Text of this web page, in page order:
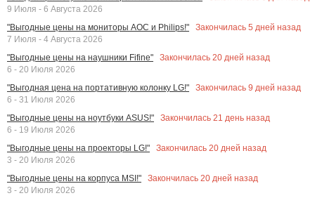
9 Июля - 6 Августа 2026
"Выгодные цены на мониторы AOC и Philips!"
Закончилась 5 дней назад
7 Июля - 4 Августа 2026
"Выгодные цены на наушники Fifine"
Закончилась 20 дней назад
6 - 20 Июля 2026
"Выгодная цена на портативную колонку LG!"
Закончилась 9 дней назад
6 - 31 Июля 2026
"Выгодные цены на ноутбуки ASUS!"
Закончилась 21 день назад
6 - 19 Июля 2026
"Выгодные цены на проекторы LG!"
Закончилась 20 дней назад
3 - 20 Июля 2026
"Выгодные цены на корпуса MSI!"
Закончилась 20 дней назад
3 - 20 Июля 2026